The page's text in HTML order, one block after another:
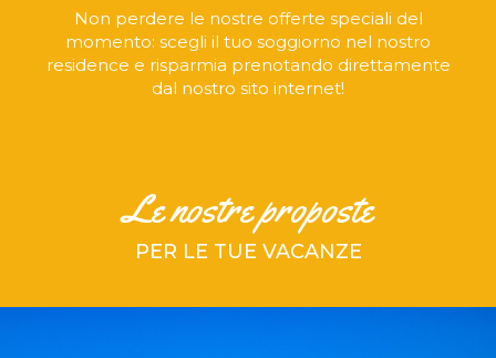
Non perdere le nostre offerte speciali del
momento: scegli il tuo soggiorno nel nostro
residence e risparmia prenotando direttamente
dal nostro sito internet!
Le nostre proposte
PER LE TUE VACANZE